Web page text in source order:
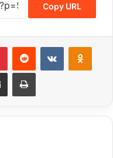
Copy URL
PinterestReddit VKontakte
E-Posta ile paylaş Yazdır